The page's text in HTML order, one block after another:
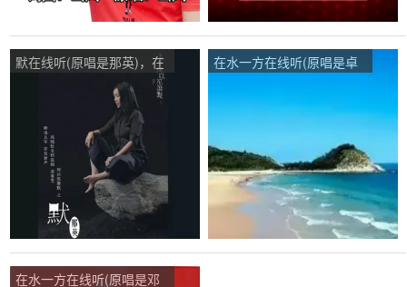
默在线听(原唱是那英)，在
水一方演唱点播:187次
在水一方在线听(原唱是卓
播:110次
在水一方在线听(原唱是邓